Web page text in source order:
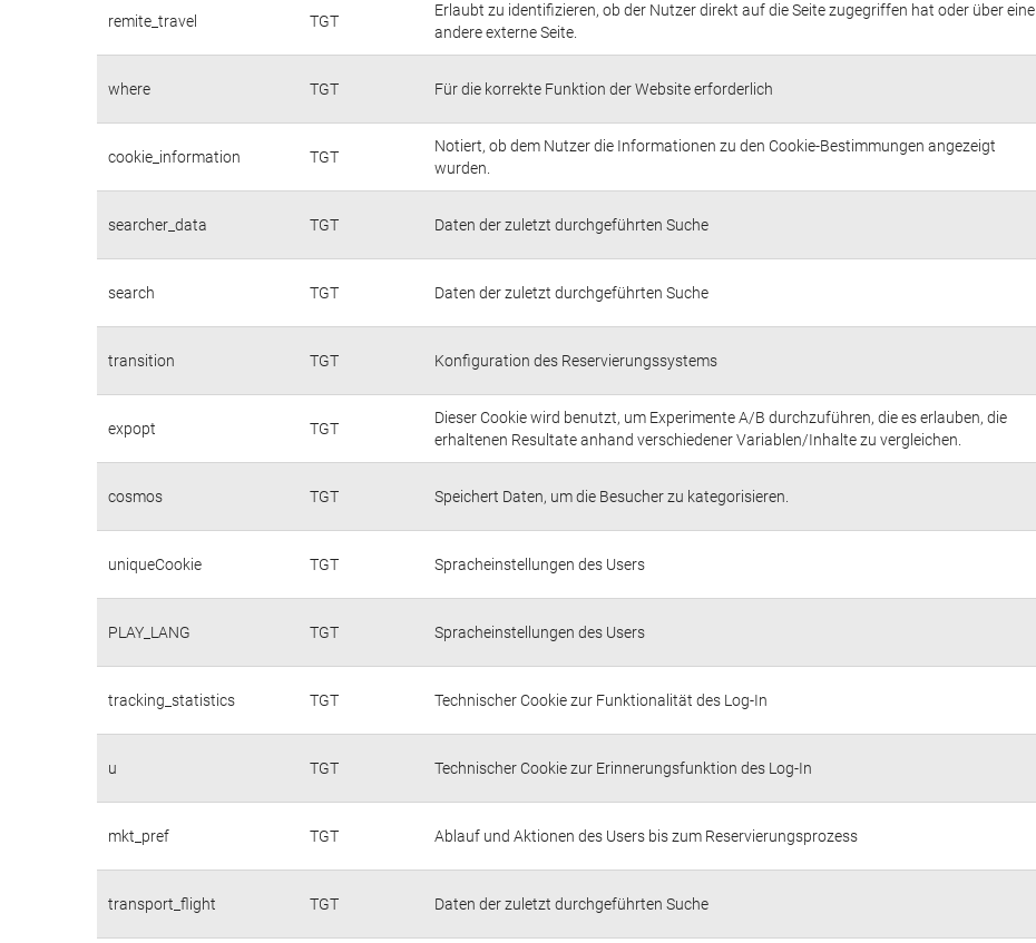
remite_travel TGT
Erlaubt zu identifizieren, ob der Nutzer direkt auf die Seite zugegriffen hat oder über eine
andere externe Seite.
where TGT Für die korrekte Funktion der Website erforderlich
cookie_information TGT
Notiert, ob dem Nutzer die Informationen zu den Cookie-Bestimmungen angezeigt
wurden.
searcher_data TGT Daten der zuletzt durchgeführten Suche
search TGT Daten der zuletzt durchgeführten Suche
transition TGT Konfiguration des Reservierungssystems
expopt TGT
Dieser Cookie wird benutzt, um Experimente A/B durchzuführen, die es erlauben, die
erhaltenen Resultate anhand verschiedener Variablen/Inhalte zu vergleichen.
cosmos TGT Speichert Daten, um die Besucher zu kategorisieren.
uniqueCookie TGT Spracheinstellungen des Users
PLAY_LANG TGT Spracheinstellungen des Users
tracking_statistics TGT Technischer Cookie zur Funktionalität des Log-In
u TGT Technischer Cookie zur Erinnerungsfunktion des Log-In
mkt_pref TGT Ablauf und Aktionen des Users bis zum Reservierungsprozess
transport_flight TGT Daten der zuletzt durchgeführten Suche